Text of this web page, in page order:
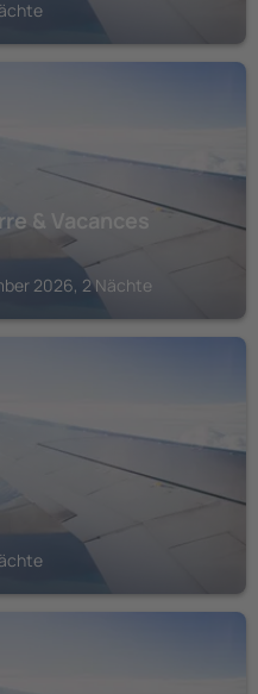
& Vacances
2026, 2 Nächte